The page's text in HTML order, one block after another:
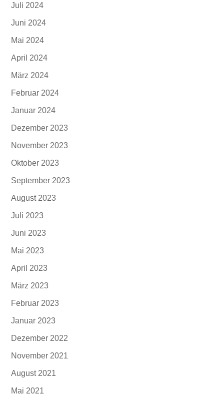
Juli 2024
Juni 2024
Mai 2024
April 2024
März 2024
Februar 2024
Januar 2024
Dezember 2023
November 2023
Oktober 2023
September 2023
August 2023
Juli 2023
Juni 2023
Mai 2023
April 2023
März 2023
Februar 2023
Januar 2023
Dezember 2022
November 2021
August 2021
Mai 2021